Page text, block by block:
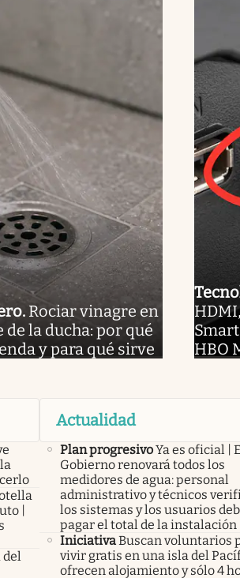
. Rociar vinagre en
de la ducha: por qué
y para qué sirve
HBO
|
del
Actualidad
Plan progresivoYa es oficial |
Gobierno renovará todos los
medidores de agua: personal
administrativo y técnicos
los sistemas y los usuarios
pagar el total de la instalación
IniciativaBuscan voluntarios
vivir gratis en una isla del
ofrecen alojamiento y sólo 4